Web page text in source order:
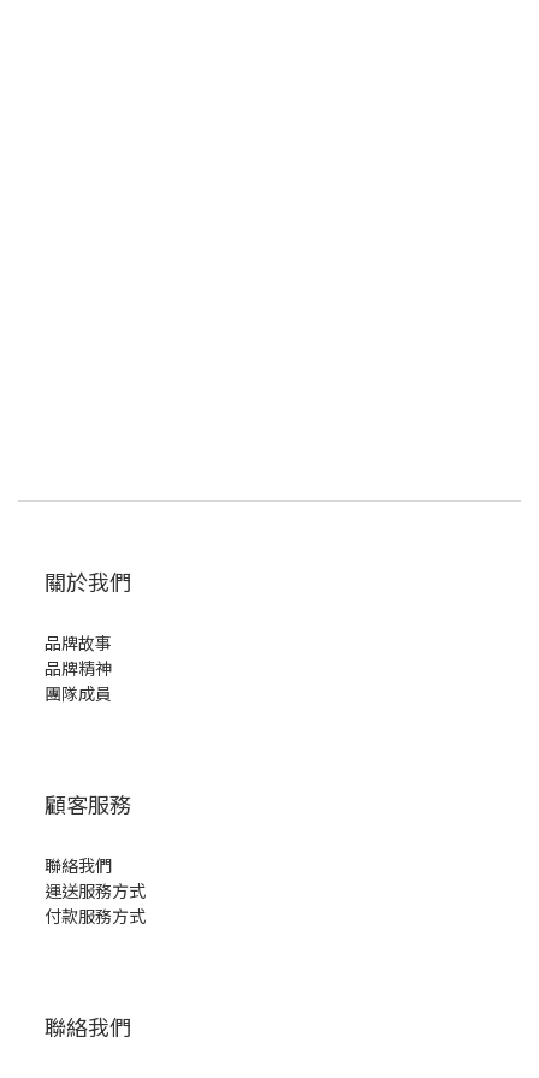
關於我們
品牌故事
品牌精神
團隊成員
顧客服務
聯絡我們
運送服務方式
付款服務方式
聯絡我們